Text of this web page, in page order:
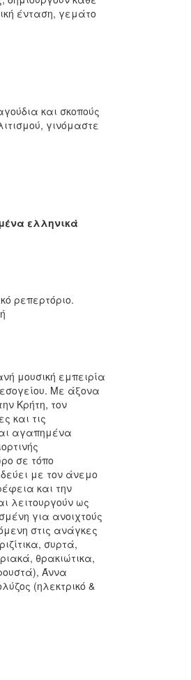
ένταση, γεμάτο
και σκοπούς
γινόμαστε
ελληνικά
ρεπερτόριο.
μουσική εμπειρία
Με άξονα
Κρήτη, τον
και τις
αγαπημένα
σε τόπο
με τον άνεμο
και την
λειτουργούν ως
για ανοιχτούς
στις ανάγκες
συρτά,
θρακιώτικα,
Άννα
(ηλεκτρικό &